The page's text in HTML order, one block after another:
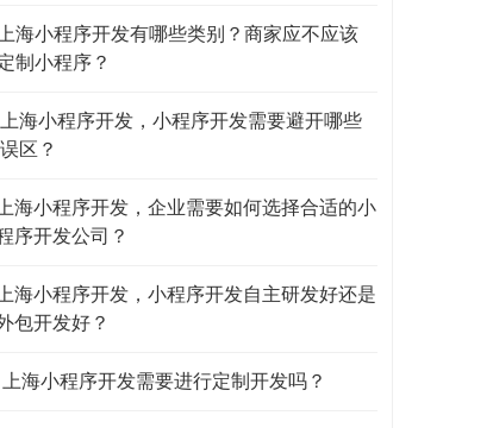
上海小程序开发有哪些类别？商家应不应该
制小程序？
上海小程序开发，小程序开发需要避开哪些
误区？
上海小程序开发，企业需要如何选择合适的小
序开发公司？
上海小程序开发，小程序开发自主研发好还是
包开发好？
上海小程序开发需要进行定制开发吗？